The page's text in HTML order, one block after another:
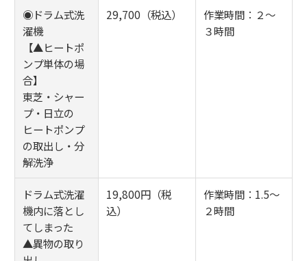
◉ドラム式洗
濯機
【▲ヒートポ
ンプ単体の場
合】
東芝・シャー
プ・日立の
ヒートポンプ
の取出し・分
解洗浄
29,700（税込）
作業時間：２～
３時間
ドラム式洗濯
機内に落とし
てしまった
▲異物の取り
19,800円（税
込）
作業時間：1.5～
２時間